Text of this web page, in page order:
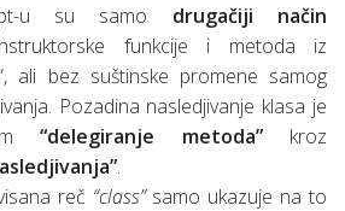
u su samo drugačiji način
funkcije i metoda iz
ali bez suštinske promene samog
Pozadina nasledjivanje klasa je
“delegiranje metoda”kroz
.
reč “class”samo ukazuje na to